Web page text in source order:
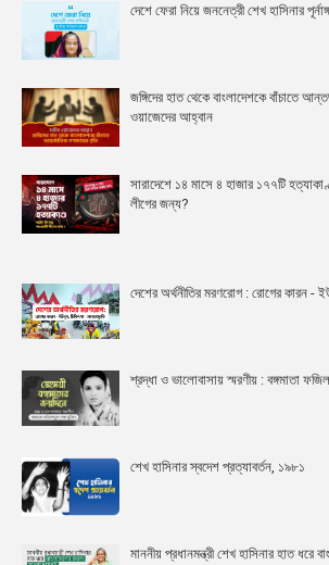
দেশে ফেরা নিয়ে জননেত্রী শেখ হাসিনার
জঙ্গিদের হাত থেকে বাংলাদেশকে বাঁচাতে
ওয়াজেদের আহ্বান
সারাদেশে ১৪ মাসে ৪ হাজার ১৭৭টি
লীগের জন্য?
দেশের অর্থনীতির মরণরোগ : রোগের কারন -
শ্রদ্ধা ও ভালোবাসায় স্মরণীয় : বঙ্গমাতা
শেখ হাসিনার স্বদেশ প্রত্যাবর্তন, ১৯৮১
মাননীয় প্রধানমন্ত্রী শেখ হাসিনার হাত ধরে